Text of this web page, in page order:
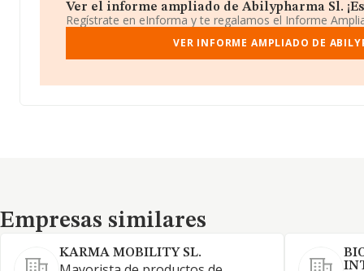
Ver el informe ampliado de Abilypharma Sl.
Regístrate en eInforma y te regalamos el Informe
VER INFORME AMPLIADO DE
Empresas similares
Empresas similares
KARMA MOBILITY SL.